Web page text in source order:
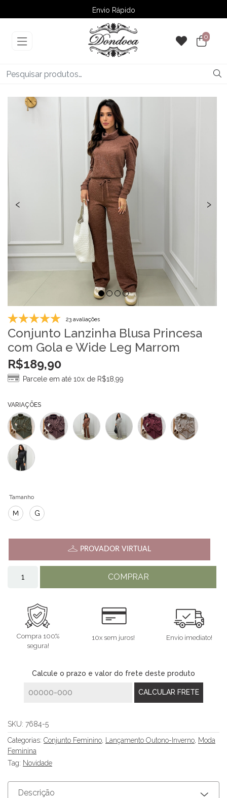
Envio Rápido
➚ Ofertas– Até 60% OFF
0
‹ ›
23 avaliações
Conjunto Lanzinha Blusa Princesa
com Gola e Wide Leg Marrom
R$189,90
Parcele em até 10x de R$18,99
VARIAÇÕES
Tamanho
M G
PROVADOR VIRTUAL
COMPRAR
Compra 100%
segura!
10x sem juros! Envio imediato!
Calcule o prazo e valor do frete deste produto
SKU: 7684-5
Categorias: Conjunto Feminino, Lançamento Outono-Inverno, Moda
Feminina
Tag: Novidade
Descrição